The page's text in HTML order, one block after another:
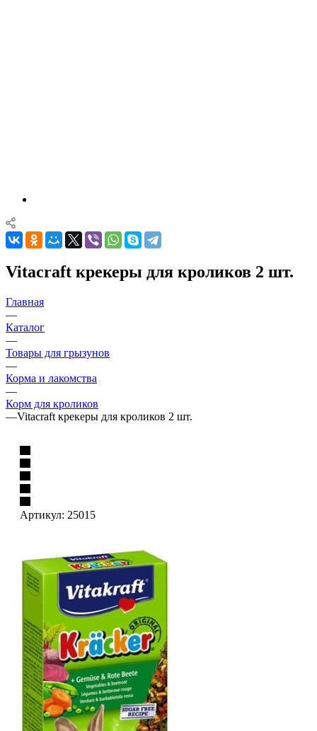
Vitacraft крекеры для кроликов 2 шт.
Главная
—
Каталог
—
Товары для грызунов
—
Корма и лакомства
—
Корм для кроликов
—Vitacraft крекеры для кроликов 2 шт.
Артикул: 25015